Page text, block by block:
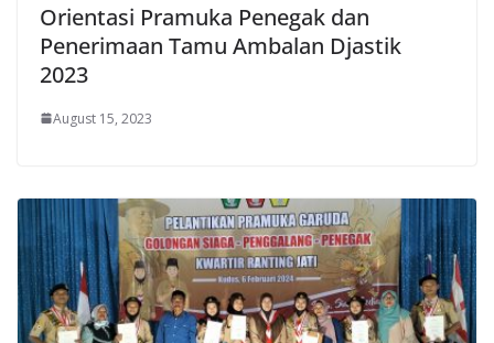
Orientasi Pramuka Penegak dan
Penerimaan Tamu Ambalan Djastik
2023
August 15, 2023